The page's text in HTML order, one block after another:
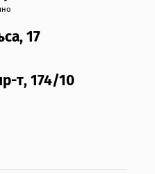
17
т, 174/10